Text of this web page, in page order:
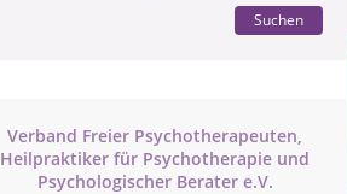
Suchen
Verband Freier Psychotherapeuten,
Heilpraktiker für Psychotherapie und
Psychologischer Berater e.V.